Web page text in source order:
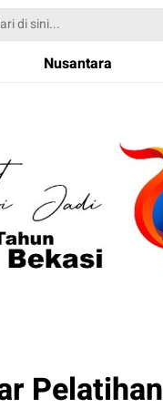
Nusantara
Pelatihan